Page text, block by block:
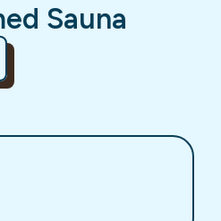
Sauna